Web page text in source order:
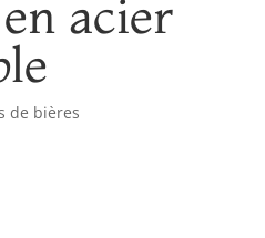
acier
de bières